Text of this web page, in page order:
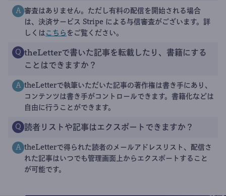
A 審査はありません。ただし有料の配信を開始される場合
は、決済サービス Stripe による与信審査がございます。詳
しくは こちら をご覧ください。
Q theLetterで書いた記事を転載したり、書籍にする
ことはできますか？
A theLetterで執筆いただいた記事の著作権は書き手にあり、
コンテンツは書き手がコントロールできます。書籍化などは
自由に行うことができます。
Q 読者リストや記事はエクスポートできますか？
A theLetterで得られた読者のメールアドレスリスト、配信さ
れた記事はいつでも管理画面上からエクスポートすること
が可能です。